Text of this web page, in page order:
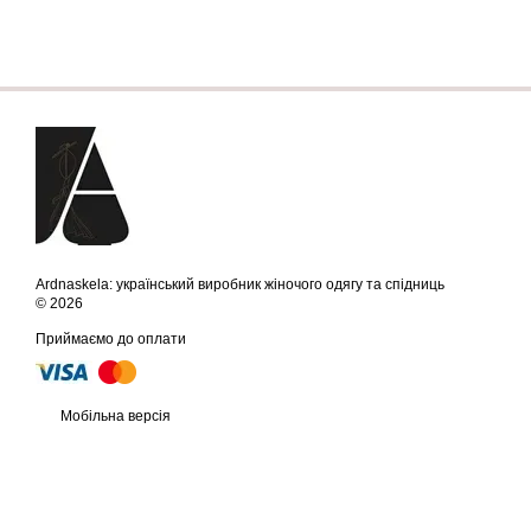
Ardnaskela: український виробник жіночого одягу та спідниць
© 2026
Приймаємо до оплати
Мобільна версія